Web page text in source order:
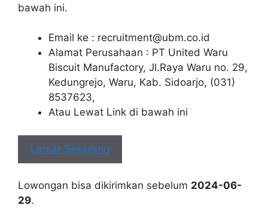
bawah ini.
Email ke : recruitment@ubm.co.id
Alamat Perusahaan : PT United Waru
Biscuit Manufactory, Jl.Raya Waru no. 29,
Kedungrejo, Waru, Kab. Sidoarjo, (031)
8537623,
Atau Lewat Link di bawah ini
Lamar Sekarang
Lowongan bisa dikirimkan sebelum 2024-06-
29.